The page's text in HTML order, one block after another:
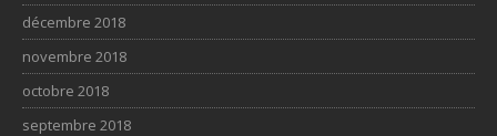
décembre 2018
novembre 2018
octobre 2018
septembre 2018